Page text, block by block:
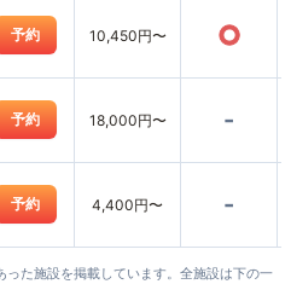
予約 10,450円〜 ○
予約 18,000円〜 -
予約 4,400円〜 -
た施設を掲載しています。全施設は下の一